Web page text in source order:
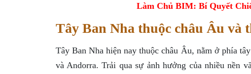
Làm Chủ BIM: Bí Quyết
Tây Ban Nha thuộc châu Âu và
Tây Ban Nha hiện nay thuộc châu Âu, nằm ở phía
và Andorra. Trải qua sự ảnh hưởng của nhiều nền